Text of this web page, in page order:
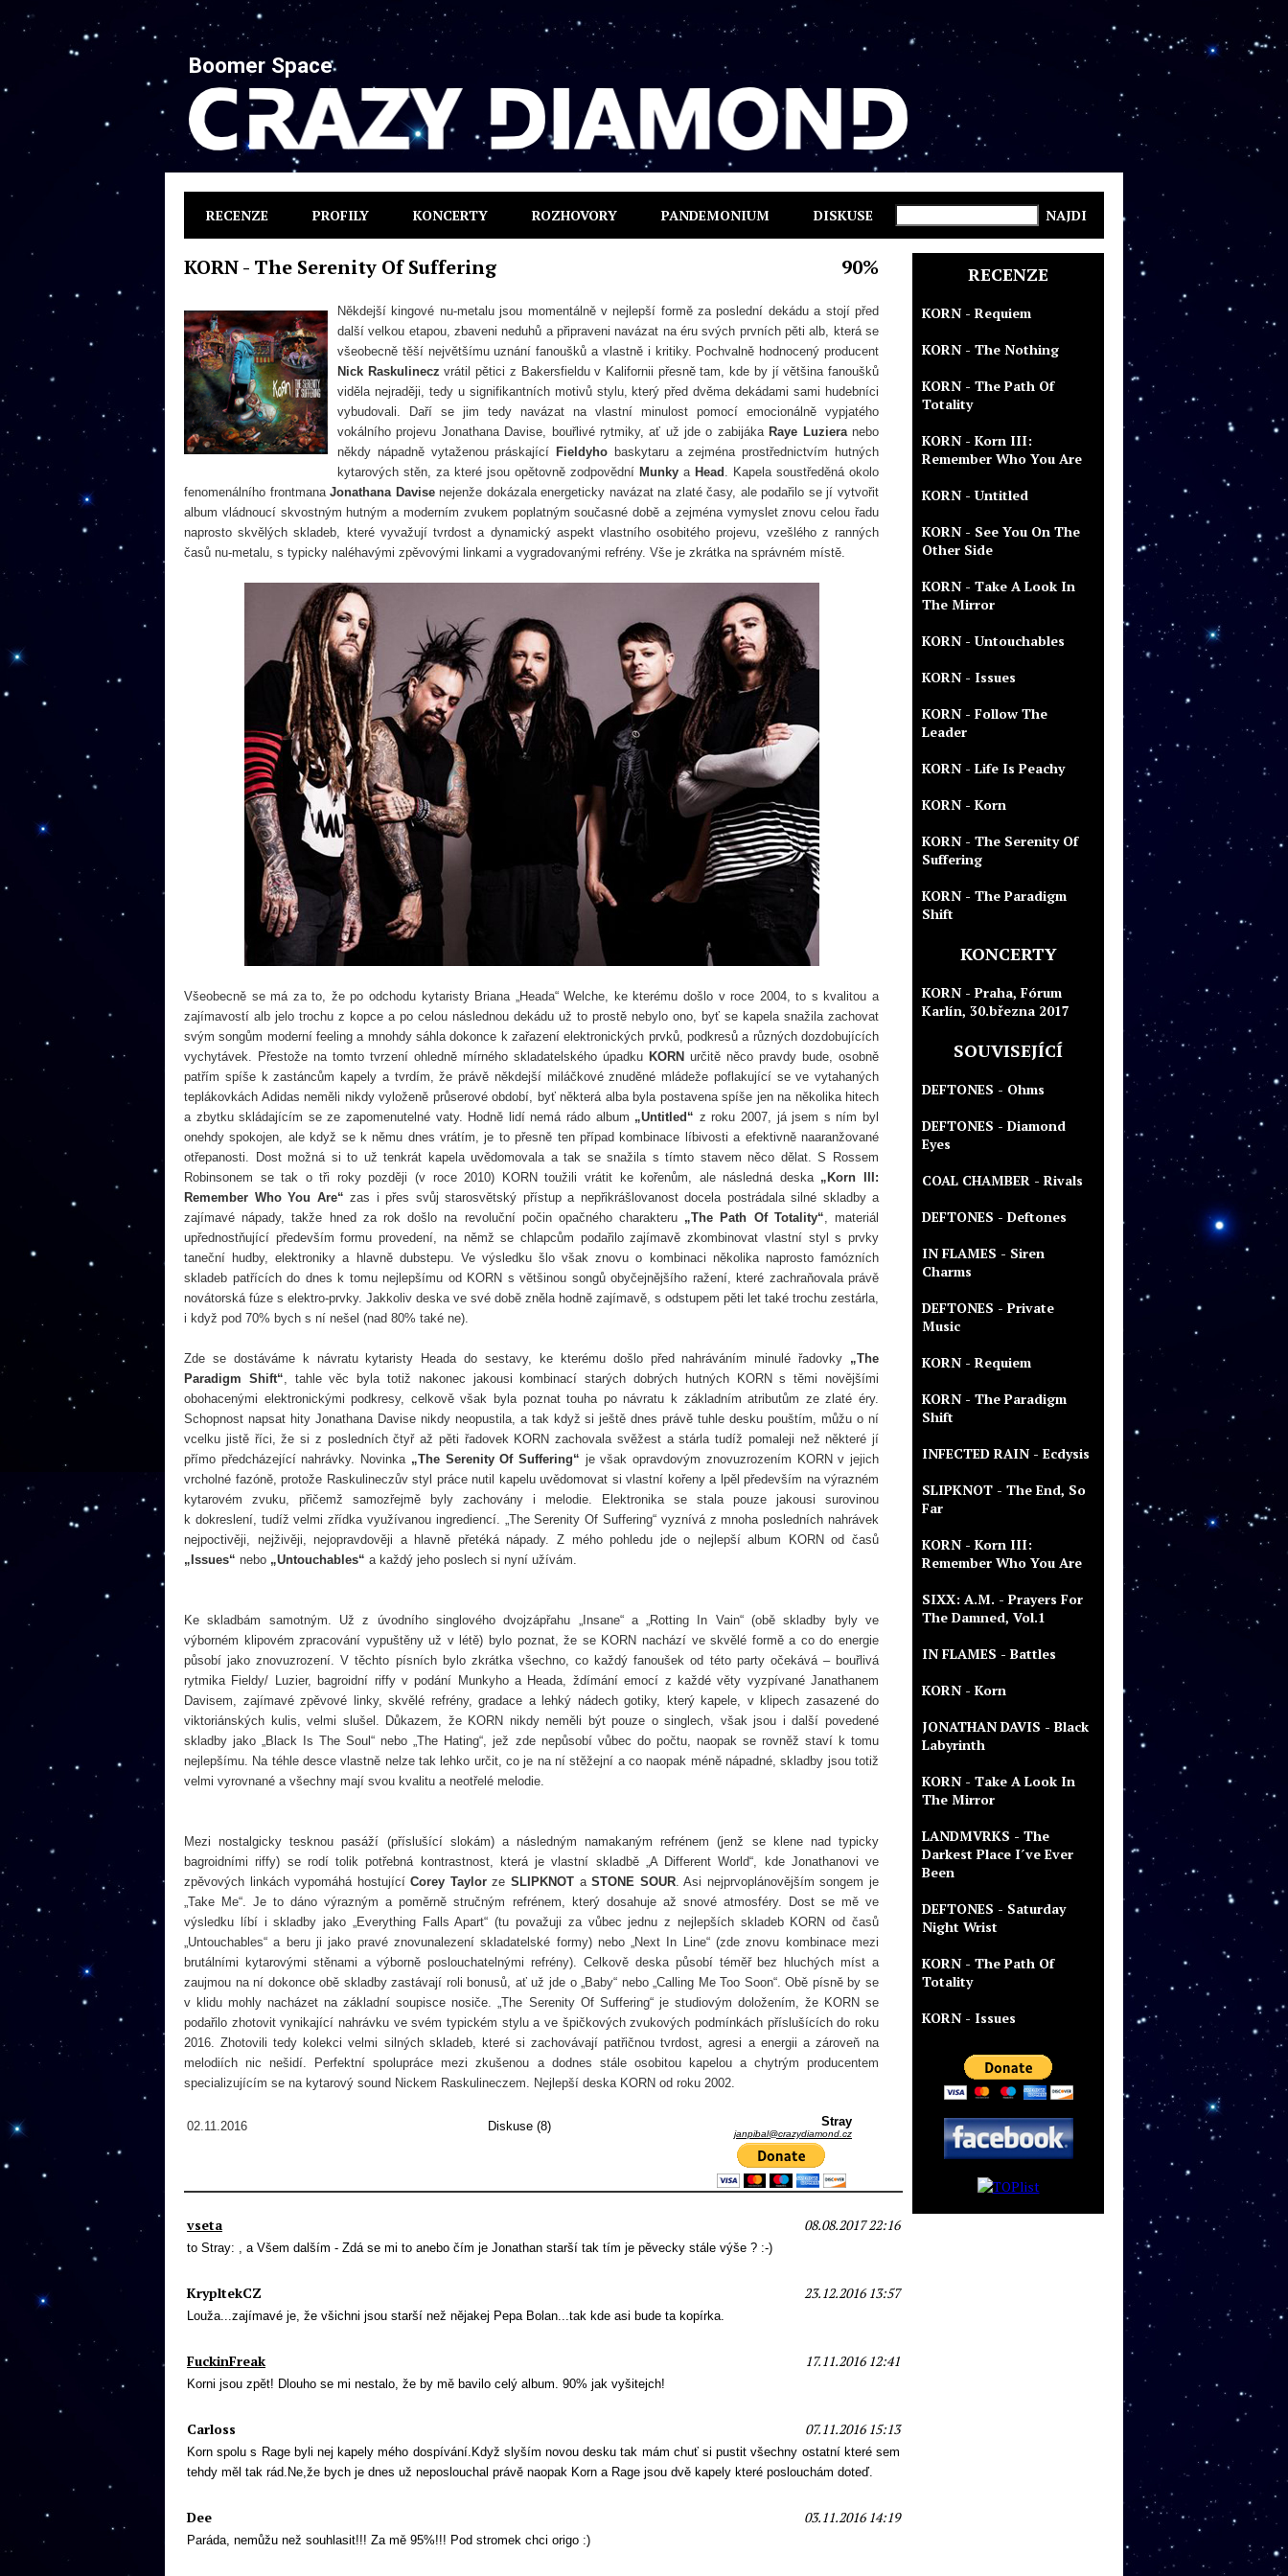
Boomer Space
RECENZE PROFILY KONCERTY ROZHOVORY PANDEMONIUM DISKUSE
KORN - The Serenity Of Suffering 90%
Někdejší kingové nu-metalu jsou momentálně v nejlepší formě za poslední dekádu a stojí před
další velkou etapou, zbaveni neduhů a připraveni navázat na éru svých prvních pěti alb, která se
všeobecně těší největšímu uznání fanoušků a vlastně i kritiky. Pochvalně hodnocený producent
Nick Raskulinecz vrátil pětici z Bakersfieldu v Kalifornii přesně tam, kde by jí většina fanoušků
viděla nejraději, tedy u signifikantních motivů stylu, který před dvěma dekádami sami hudebníci
vybudovali. Daří se jim tedy navázat na vlastní minulost pomocí emocionálně vypjatého
vokálního projevu Jonathana Davise, bouřlivé rytmiky, ať už jde o zabijáka Raye Luzieranebo
někdy nápadně vytaženou práskající Fieldyho baskytaru a zejména prostřednictvím hutných
kytarových stěn, za které jsou opětovně zodpovědní Munky a Head . Kapela soustředěná okolo
fenomenálního frontmanaJonathana Davisenejenže dokázala energeticky navázat na zlaté časy, ale podařilo se jí vytvořit
album vládnoucí skvostným hutným a moderním zvukem poplatným současné době a zejména vymyslet znovu celou řadu
naprosto skvělých skladeb, které vyvažují tvrdost a dynamický aspekt vlastního osobitého projevu, vzešlého z ranných
časů nu-metalu, s typicky naléhavými zpěvovými linkami a vygradovanými refrény. Vše je zkrátka na správném místě.
Všeobecně se má za to, že po odchodu kytaristy Briana „Heada“ Welche, ke kterému došlo v roce 2004, to s kvalitou a
zajímavostí alb jelo trochu z kopce a po celou následnou dekádu už to prostě nebylo ono, byť se kapela snažila zachovat
svým songům moderní feeling a mnohdy sáhla dokonce k zařazení elektronických prvků, podkresů a různých dozdobujících
vychytávek. Přestože na tomto tvrzení ohledně mírného skladatelského úpadku KORN určitě něco pravdy bude, osobně
patřím spíše k zastáncům kapely a tvrdím, že právě někdejší miláčkové znuděné mládeže poflakující se ve vytahaných
teplákovkách Adidas neměli nikdy vyloženě průserové období, byť některá alba byla postavena spíše jen na několika hitech
a zbytku skládajícím se ze zapomenutelné vaty. Hodně lidí nemá rádo album „Untitled“ z roku 2007, já jsem s ním byl
onehdy spokojen, ale když se k němu dnes vrátím, je to přesně ten případ kombinace líbivosti a efektivně naaranžované
otřepanosti. Dost možná si to už tenkrát kapela uvědomovala a tak se snažila s tímto stavem něco dělat. S Rossem
Robinsonem se tak o tři roky později (v roce 2010) KORN toužili vrátit ke kořenům, ale následná deska „Korn III:
Remember Who You Are“ zas i přes svůj starosvětský přístup a nepřikrášlovanost docela postrádala silné skladby a
zajímavé nápady, takže hned za rok došlo na revoluční počin opačného charakteru „The Path Of Totality“, materiál
upřednostňující především formu provedení, na němž se chlapcům podařilo zajímavě zkombinovat vlastní styl s prvky
taneční hudby, elektroniky a hlavně dubstepu. Ve výsledku šlo však znovu o kombinaci několika naprosto famózních
skladeb patřících do dnes k tomu nejlepšímu od KORN s většinou songů obyčejnějšího ražení, které zachraňovala právě
novátorská fúze s elektro-prvky. Jakkoliv deska ve své době zněla hodně zajímavě, s odstupem pěti let také trochu zestárla,
i když pod 70% bych s ní nešel (nad 80% také ne).
Zde se dostáváme k návratu kytaristy Heada do sestavy, ke kterému došlo před nahráváním minulé řadovky „The
Paradigm Shift“, tahle věc byla totiž nakonec jakousi kombinací starých dobrých hutných KORN s těmi novějšími
obohacenými elektronickými podkresy, celkově však byla poznat touha po návratu k základním atributům ze zlaté éry.
Schopnost napsat hity Jonathana Davise nikdy neopustila, a tak když si ještě dnes právě tuhle desku pouštím, můžu o ní
vcelku jistě říci, že si z posledních čtyř až pěti řadovek KORN zachovala svěžest a stárla tudíž pomaleji než některé jí
přímo předcházející nahrávky. Novinka „The Serenity Of Suffering“ je však opravdovým znovuzrozením KORN v jejich
vrcholné fazóně, protože Raskulineczův styl práce nutil kapelu uvědomovat si vlastní kořeny a lpěl především na výrazném
kytarovém zvuku, přičemž samozřejmě byly zachovány i melodie. Elektronika se stala pouze jakousi surovinou
k dokreslení, tudíž velmi zřídka využívanou ingrediencí. „The Serenity Of Suffering“ vyznívá z mnoha posledních nahrávek
nejpoctivěji, nejživěji, nejopravdověji a hlavně přetéká nápady. Z mého pohledu jde o nejlepší album KORN od časů
„Issues“ nebo „Untouchables“ a každý jeho poslech si nyní užívám.
Ke skladbám samotným. Už z úvodního singlového dvojzápřahu „Insane“ a „Rotting In Vain“ (obě skladby byly ve
výborném klipovém zpracování vypuštěny už v létě) bylo poznat, že se KORN nachází ve skvělé formě a co do energie
působí jako znovuzrození. V těchto písních bylo zkrátka všechno, co každý fanoušek od této party očekává – bouřlivá
rytmika Fieldy/ Luzier, bagroidní riffy v podání Munkyho a Heada, ždímání emocí z každé věty vyzpívané Janathanem
Davisem, zajímavé zpěvové linky, skvělé refrény, gradace a lehký nádech gotiky, který kapele, v klipech zasazené do
viktoriánských kulis, velmi slušel. Důkazem, že KORN nikdy neměli být pouze o singlech, však jsou i další povedené
skladby jako „Black Is The Soul“ nebo „The Hating“, jež zde nepůsobí vůbec do počtu, naopak se rovněž staví k tomu
nejlepšímu. Na téhle desce vlastně nelze tak lehko určit, co je na ní stěžejní a co naopak méně nápadné, skladby jsou totiž
velmi vyrovnané a všechny mají svou kvalitu a neotřelé melodie.
Mezi nostalgicky tesknou pasáží (příslušící slokám) a následným namakaným refrénem (jenž se klene nad typicky
bagroidními riffy) se rodí tolik potřebná kontrastnost, která je vlastní skladbě „A Different World“, kde Jonathanovi ve
zpěvových linkách vypomáhá hostujícíCorey TaylorzeSLIPKNOT aSTONE SOUR. Asi nejprvoplánovějším songem je
„Take Me“. Je to dáno výrazným a poměrně stručným refrénem, který dosahuje až snové atmosféry. Dost se mě ve
výsledku líbí i skladby jako „Everything Falls Apart“ (tu považuji za vůbec jednu z nejlepších skladeb KORN od časů
„Untouchables“ a beru ji jako pravé znovunalezení skladatelské formy) nebo „Next In Line“ (zde znovu kombinace mezi
brutálními kytarovými stěnami a výborně poslouchatelnými refrény). Celkově deska působí téměř bez hluchých míst a
zaujmou na ní dokonce obě skladby zastávají roli bonusů, ať už jde o „Baby“ nebo „Calling Me Too Soon“. Obě písně by se
v klidu mohly nacházet na základní soupisce nosiče. „The Serenity Of Suffering“ je studiovým doložením, že KORN se
podařilo zhotovit vynikající nahrávku ve svém typickém stylu a ve špičkových zvukových podmínkách příslušících do roku
2016. Zhotovili tedy kolekci velmi silných skladeb, které si zachovávají patřičnou tvrdost, agresi a energii a zároveň na
melodiích nic nešidí. Perfektní spolupráce mezi zkušenou a dodnes stále osobitou kapelou a chytrým producentem
specializujícím se na kytarový sound Nickem Raskulineczem. Nejlepší deska KORN od roku 2002.
02.11.2016 Diskuse (8) Stray
janpibal@crazydiamond.cz
vseta 08.08.2017 22:16
to Stray: , a Všem dalším - Zdá se mi to anebo čím je Jonathan starší tak tím je pěvecky stále výše ? :-)
KrypltekCZ 23.12.2016 13:57
Louža...zajímavé je, že všichni jsou starší než nějakej Pepa Bolan...tak kde asi bude ta kopírka.
FuckinFreak 17.11.2016 12:41
Korni jsou zpět! Dlouho se mi nestalo, že by mě bavilo celý album. 90% jak vyšitejch!
Carloss 07.11.2016 15:13
Korn spolu s Rage byli nej kapely mého dospívání.Když slyším novou desku tak mám chuť si pustit všechny ostatní které sem
tehdy měl tak rád.Ne,že bych je dnes už neposlouchal právě naopak Korn a Rage jsou dvě kapely které poslouchám doteď.
Dee 03.11.2016 14:19
Paráda, nemůžu než souhlasit!!! Za mě 95%!!! Pod stromek chci origo :)
RECENZE
KORN - Requiem
KORN - The Nothing
KORN - The Path Of
Totality
KORN - Korn III:
Remember Who You Are
KORN - Untitled
KORN - See You On The
Other Side
KORN - Take A Look In
The Mirror
KORN - Untouchables
KORN - Issues
KORN - Follow The
Leader
KORN - Life Is Peachy
KORN - Korn
KORN - The Serenity Of
Suffering
KORN - The Paradigm
Shift
KONCERTY
KORN - Praha, Fórum
Karlín, 30.března 2017
SOUVISEJÍCÍ
DEFTONES - Ohms
DEFTONES - Diamond
Eyes
COAL CHAMBER - Rivals
DEFTONES - Deftones
IN FLAMES - Siren
Charms
DEFTONES - Private
Music
KORN - Requiem
KORN - The Paradigm
Shift
INFECTED RAIN - Ecdysis
SLIPKNOT - The End, So
Far
KORN - Korn III:
Remember Who You Are
SIXX: A.M. - Prayers For
The Damned, Vol.1
IN FLAMES - Battles
KORN - Korn
JONATHAN DAVIS - Black
Labyrinth
KORN - Take A Look In
The Mirror
LANDMVRKS - The
Darkest Place I´ve Ever
Been
DEFTONES - Saturday
Night Wrist
KORN - The Path Of
Totality
KORN - Issues